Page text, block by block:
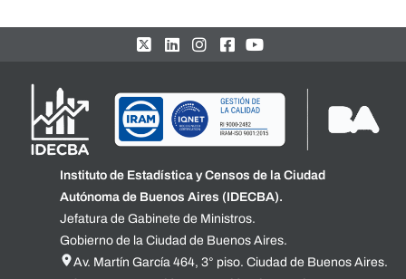
Instituto de Estadística y Censos de la Ciudad
Autónoma de Buenos Aires (IDECBA).
Jefatura de Gabinete de Ministros.
Gobierno de la Ciudad de Buenos Aires.
Av. Martín García 464, 3° piso. Ciudad de Buenos Aires.